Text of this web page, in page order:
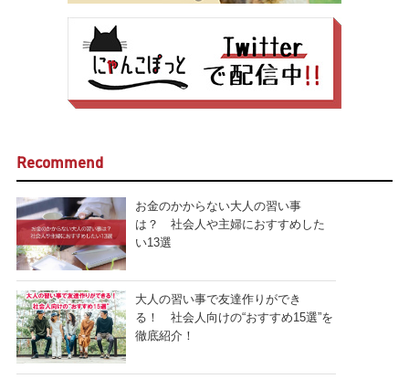
Recommend
お金のかからない大人の習い事
は？ 社会人や主婦におすすめした
い13選
大人の習い事で友達作りができ
る！ 社会人向けの“おすすめ15選”を
徹底紹介！